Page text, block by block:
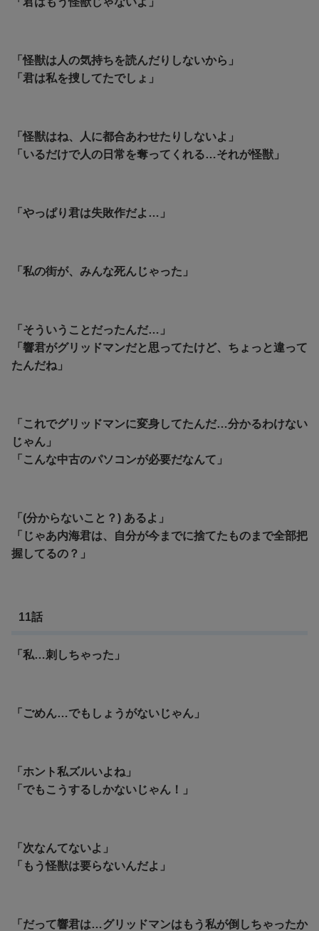
「怪獣は人の気持ちを読んだりしないから」
「 君は私を捜してたでしょ」
「怪獣はね、人に都合あわせたりしないよ」
「 いるだけで人の日常を奪ってくれる…それが怪獣」
「やっぱり君は失敗作だよ…」
「私の街が、みんな死んじゃった」
「そういうことだったんだ…」
「響君がグリッドマンだと思ってたけど、ちょっと違って
たんだね」
「これでグリッドマンに変身してたんだ…分かるわけない
じゃん」
「こんな中古のパソコンが必要だなんて」
「(分からないこと？) あるよ」
「じゃあ内海君は、自分が今までに捨てたものまで全部把
握してるの？」
11話
「私…刺しちゃった」
「ごめん…でもしょうがないじゃん」
「ホント私ズルいよね」
「でもこうするしかないじゃん！」
「次なんてないよ」
「もう怪獣は要らないんだよ」
「だって響君は…グリッドマンはもう私が倒しちゃったか